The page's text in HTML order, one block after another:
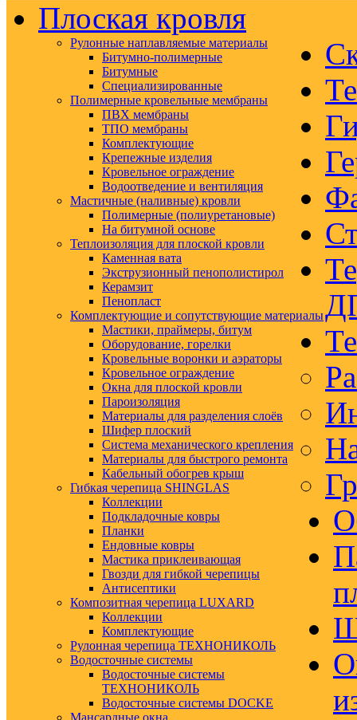
Плоская кровля
Рулонные наплавляемые материалы
Битумно-полимерные
Битумные
Специализированные
Полимерные кровельные мембраны
ПВХ мембраны
ТПО мембраны
Комплектующие
Крепежные изделия
Кровельное ограждение
Водоотведение и вентиляция
Мастичные (наливные) кровли
Полимерные (полиуретановые)
На битумной основе
Теплоизоляция для плоской кровли
Каменная вата
Экструзионный пенополистирол
Керамзит
Пенопласт
Комплектующие и сопутствующие материалы
Мастики, праймеры, битум
Оборудование, горелки
Кровельные воронки и аэраторы
Кровельное ограждение
Окна для плоской кровли
Пароизоляция
Материалы для разделения слоёв
Шифер плоский
Система механического крепления
Материалы для быстрого ремонта
Кабельный обогрев крыш
Гибкая черепица SHINGLAS
Коллекции
Подкладочные ковры
Планки
Ендовные ковры
Мастика приклеивающая
Гвозди для гибкой черепицы
Антисептики
Композитная черепица LUXARD
Коллекции
Комплектующие
Рулонная черепица ТЕХНОНИКОЛЬ
Водосточные системы
Водосточные системы
ТЕХНОНИКОЛЬ
Водосточные системы DOCKE
Мансардные окна